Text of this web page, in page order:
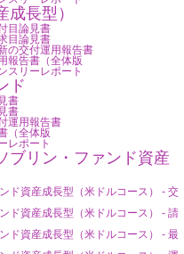
長型）
目論見書
目論見書
の交付運用報告書
報告書（全体版
スリーレポート
ド
書
書
運用報告書
（全体版
レポート
ブリン・ファンド資産
ド資産成長型（米ドルコース） - 交
ド資産成長型（米ドルコース） - 請
ド資産成長型（米ドルコース） - 最